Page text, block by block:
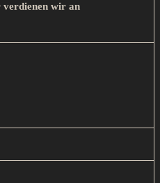
wir an